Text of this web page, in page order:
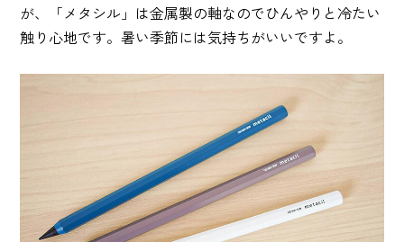
が、「メタシル」は金属製の軸なのでひんやりと冷たい
触り心地です。暑い季節には気持ちがいいですよ。